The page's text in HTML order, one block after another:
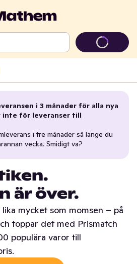
i 3 månader för alla nya
inte för leveranser till
i tre månader så länge du
vecka. Smidigt va?
är över.
mycket som momsen – på
toppar det med Prismatch
populära varor till